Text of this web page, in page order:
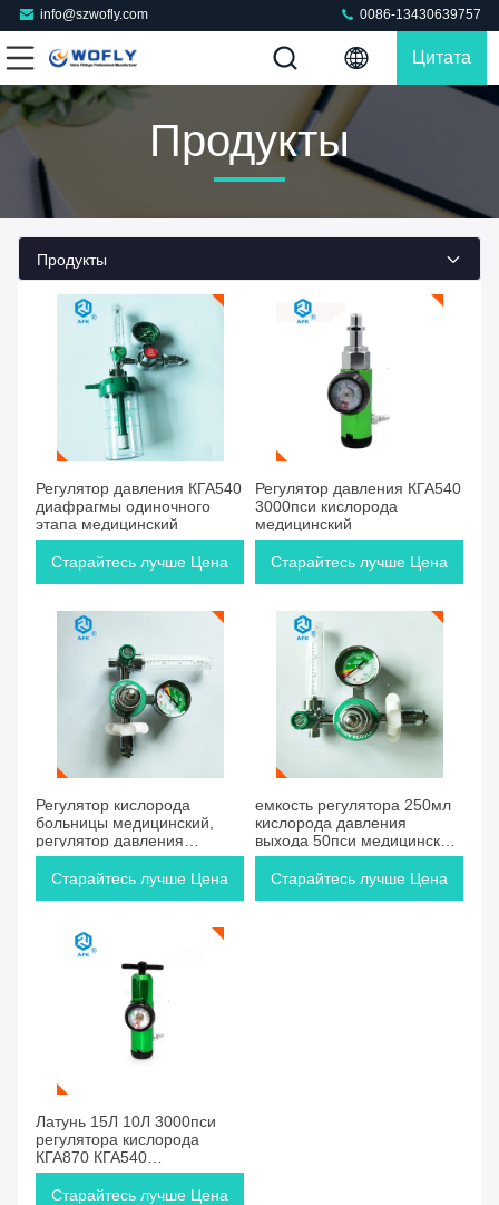
info@szwofly.com 0086-13430639757
Цитата
Продукты
Продукты
Регулятор давления КГА540
диафрагмы одиночного
этапа медицинский
Старайтесь лучше Цена
Регулятор давления КГА540
3000пси кислорода
медицинский
Старайтесь лучше Цена
Регулятор кислорода
больницы медицинский,
регулятор давления
кислорода КГА540 Г5/8
Старайтесь лучше Цена
емкость регулятора 250мл
кислорода давления
выхода 50пси медицинская
для цилиндра
Старайтесь лучше Цена
Латунь 15Л 10Л 3000пси
регулятора кислорода
КГА870 КГА540
медицинская гарантия 1
года
Старайтесь лучше Цена